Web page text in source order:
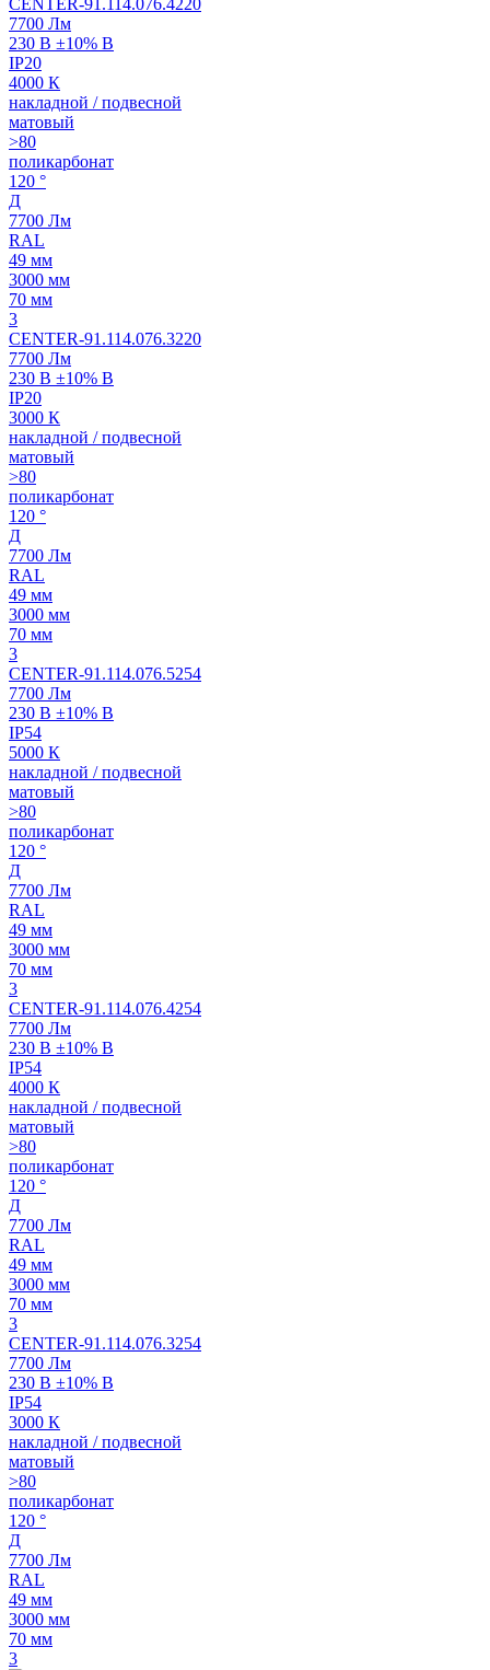
CENTER-91.114.076.4220
7700 Лм
230 В ±10% В
IP20
4000 К
накладной / подвесной
матовый
>80
поликарбонат
120 °
Д
7700 Лм
RAL
49 мм
3000 мм
70 мм
3
CENTER-91.114.076.3220
7700 Лм
230 В ±10% В
IP20
3000 К
накладной / подвесной
матовый
>80
поликарбонат
120 °
Д
7700 Лм
RAL
49 мм
3000 мм
70 мм
3
CENTER-91.114.076.5254
7700 Лм
230 В ±10% В
IP54
5000 К
накладной / подвесной
матовый
>80
поликарбонат
120 °
Д
7700 Лм
RAL
49 мм
3000 мм
70 мм
3
CENTER-91.114.076.4254
7700 Лм
230 В ±10% В
IP54
4000 К
накладной / подвесной
матовый
>80
поликарбонат
120 °
Д
7700 Лм
RAL
49 мм
3000 мм
70 мм
3
CENTER-91.114.076.3254
7700 Лм
230 В ±10% В
IP54
3000 К
накладной / подвесной
матовый
>80
поликарбонат
120 °
Д
7700 Лм
RAL
49 мм
3000 мм
70 мм
3